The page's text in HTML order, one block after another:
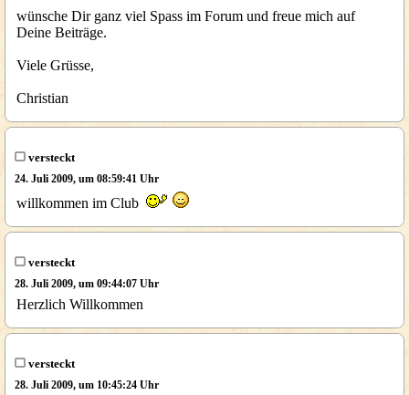
wünsche Dir ganz viel Spass im Forum und freue mich auf
Deine Beiträge.
Viele Grüsse,
Christian
versteckt
24. Juli 2009, um 08:59:41 Uhr
willkommen im Club
versteckt
28. Juli 2009, um 09:44:07 Uhr
Herzlich Willkommen
versteckt
28. Juli 2009, um 10:45:24 Uhr